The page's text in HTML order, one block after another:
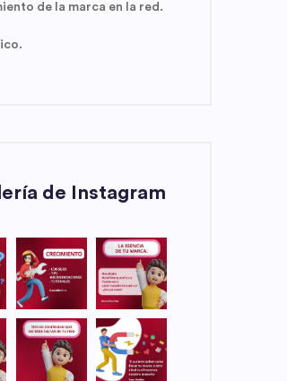
de la marca en la red.
de Instagram